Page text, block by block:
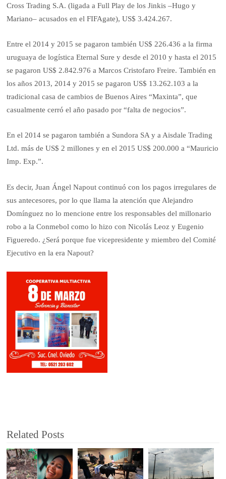
Cross Trading S.A. (ligada a Full Play de los Jinkis –Hugo y
Mariano– acusados en el FIFAgate), US$ 3.424.267.
Entre el 2014 y 2015 se pagaron también US$ 226.436 a la firma
uruguaya de logística Eternal Sure y desde el 2010 y hasta el 2015
se pagaron US$ 2.842.976 a Marcos Cristofaro Freire. También en
los años 2013, 2014 y 2015 se pagaron US$ 13.262.103 a la
tradicional casa de cambios de Buenos Aires “Maxinta”, que
casualmente cerró el año pasado por “falta de negocios”.
En el 2014 se pagaron también a Sundora SA y a Aisdale Trading
Ltd. más de US$ 2 millones y en el 2015 US$ 200.000 a “Mauricio
Imp. Exp.”.
Es decir, Juan Ángel Napout continuó con los pagos irregulares de
sus antecesores, por lo que llama la atención que Alejandro
Domínguez no lo mencione entre los responsables del millonario
robo a la Conmebol como lo hizo con Nicolás Leoz y Eugenio
Figueredo. ¿Será porque fue vicepresidente y miembro del Comité
Ejecutivo en la era Napout?
Related Posts